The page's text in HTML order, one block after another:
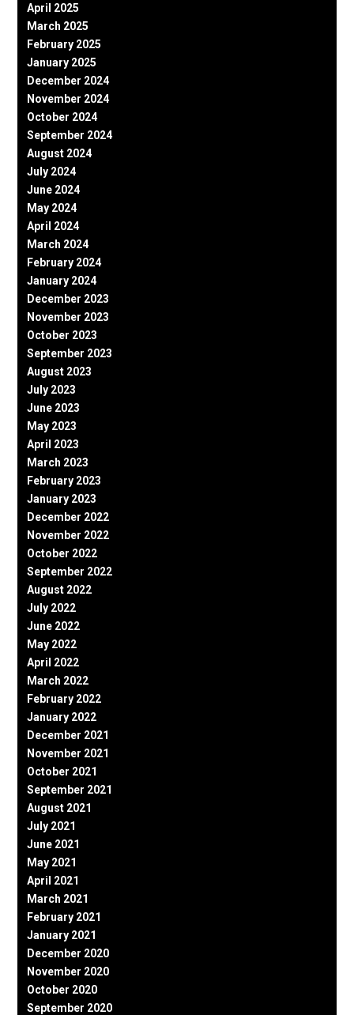
April 2025
March 2025
February 2025
January 2025
December 2024
November 2024
October 2024
September 2024
August 2024
July 2024
June 2024
May 2024
April 2024
March 2024
February 2024
January 2024
December 2023
November 2023
October 2023
September 2023
August 2023
July 2023
June 2023
May 2023
April 2023
March 2023
February 2023
January 2023
December 2022
November 2022
October 2022
September 2022
August 2022
July 2022
June 2022
May 2022
April 2022
March 2022
February 2022
January 2022
December 2021
November 2021
October 2021
September 2021
August 2021
July 2021
June 2021
May 2021
April 2021
March 2021
February 2021
January 2021
December 2020
November 2020
October 2020
September 2020